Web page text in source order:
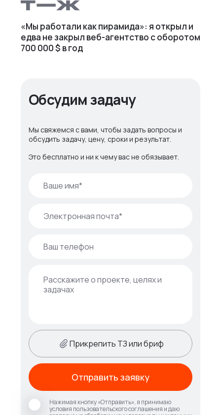
«Мы работали как пирамида»: я открыл и
едва не закрыл веб⁠-⁠агентство с оборотом
700 000 $ в год
Обсудим задачу
Мы свяжемся с вами, чтобы задать вопросы и
обсудить задачу, цену, сроки и результат.
Это бесплатно и ни к чему вас не обязывает.
Прикрепить ТЗ или бриф
Нажимая кнопку «Отправить», я принимаю
условия пользовательского соглашения и даю
Отправить заявку